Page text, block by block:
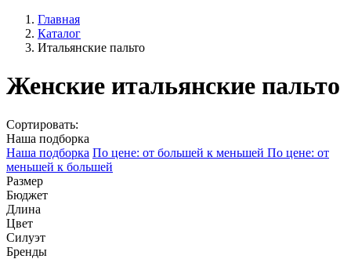
Главная
Каталог
Итальянские пальто
Женские итальянские пальто
Сортировать:
Наша подборка
Наша подборка По цене: от большей к меньшей По цене: от
меньшей к большей
Размер
Бюджет
Длина
Цвет
Силуэт
Бренды